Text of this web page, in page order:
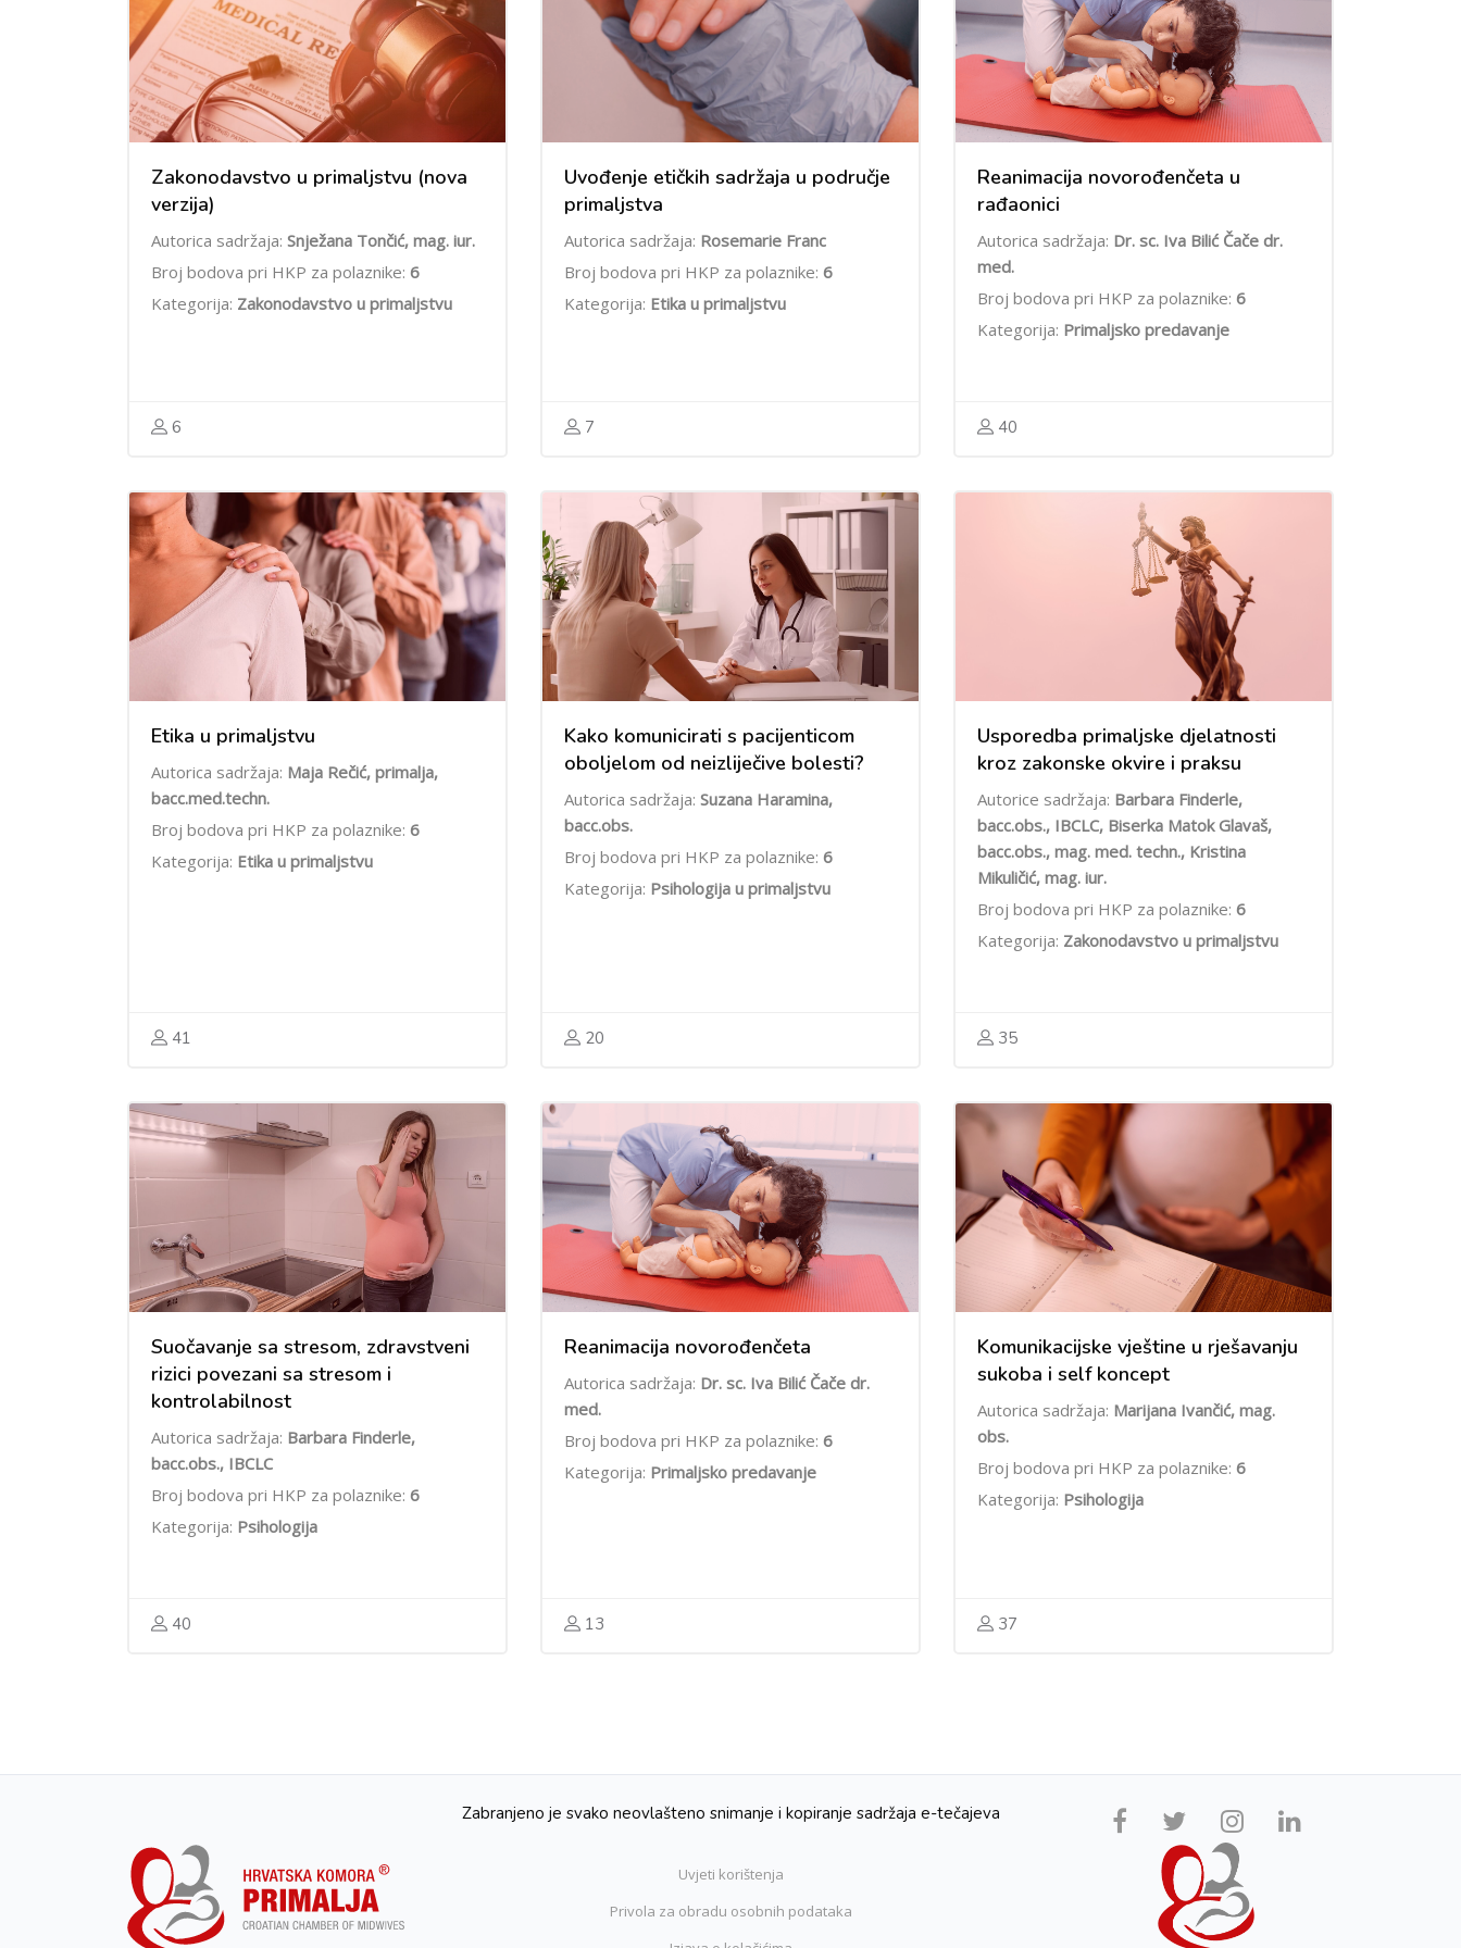
Zakonodavstvo u primaljstvu (nova
verzija)
Autorica sadržaja: Snježana Tončić, mag. iur.
Broj bodova pri HKP za polaznike: 6
Kategorija: Zakonodavstvo u primaljstvu
6
Uvođenje etičkih sadržaja u područje
primaljstva
Autorica sadržaja: Rosemarie Franc
Broj bodova pri HKP za polaznike: 6
Kategorija: Etika u primaljstvu
7
Reanimacija novorođenčeta u
rađaonici
Autorica sadržaja: Dr. sc. Iva Bilić Čače dr.
med.
Broj bodova pri HKP za polaznike: 6
Kategorija: Primaljsko predavanje
40
Etika u primaljstvu
Autorica sadržaja: Maja Rečić, primalja,
bacc.med.techn.
Broj bodova pri HKP za polaznike: 6
Kategorija: Etika u primaljstvu
41
Kako komunicirati s pacijenticom
oboljelom od neizliječive bolesti?
Autorica sadržaja: Suzana Haramina,
bacc.obs.
Broj bodova pri HKP za polaznike: 6
Kategorija: Psihologija u primaljstvu
20
Usporedba primaljske djelatnosti
kroz zakonske okvire i praksu
Autorice sadržaja: Barbara Finderle,
bacc.obs., IBCLC, Biserka Matok Glavaš,
bacc.obs., mag. med. techn., Kristina
Mikuličić, mag. iur.
Broj bodova pri HKP za polaznike: 6
Kategorija: Zakonodavstvo u primaljstvu
35
Suočavanje sa stresom, zdravstveni
rizici povezani sa stresom i
kontrolabilnost
Autorica sadržaja: Barbara Finderle,
bacc.obs., IBCLC
Broj bodova pri HKP za polaznike: 6
Kategorija: Psihologija
40
Reanimacija novorođenčeta
Autorica sadržaja: Dr. sc. Iva Bilić Čače dr.
med.
Broj bodova pri HKP za polaznike: 6
Kategorija: Primaljsko predavanje
13
Komunikacijske vještine u rješavanju
sukoba i self koncept
Autorica sadržaja: Marijana Ivančić, mag.
obs.
Broj bodova pri HKP za polaznike: 6
Kategorija: Psihologija
37
Zabranjeno je svako neovlašteno snimanje i kopiranje sadržaja e-tečajeva
Uvjeti korištenja
Privola za obradu osobnih podataka